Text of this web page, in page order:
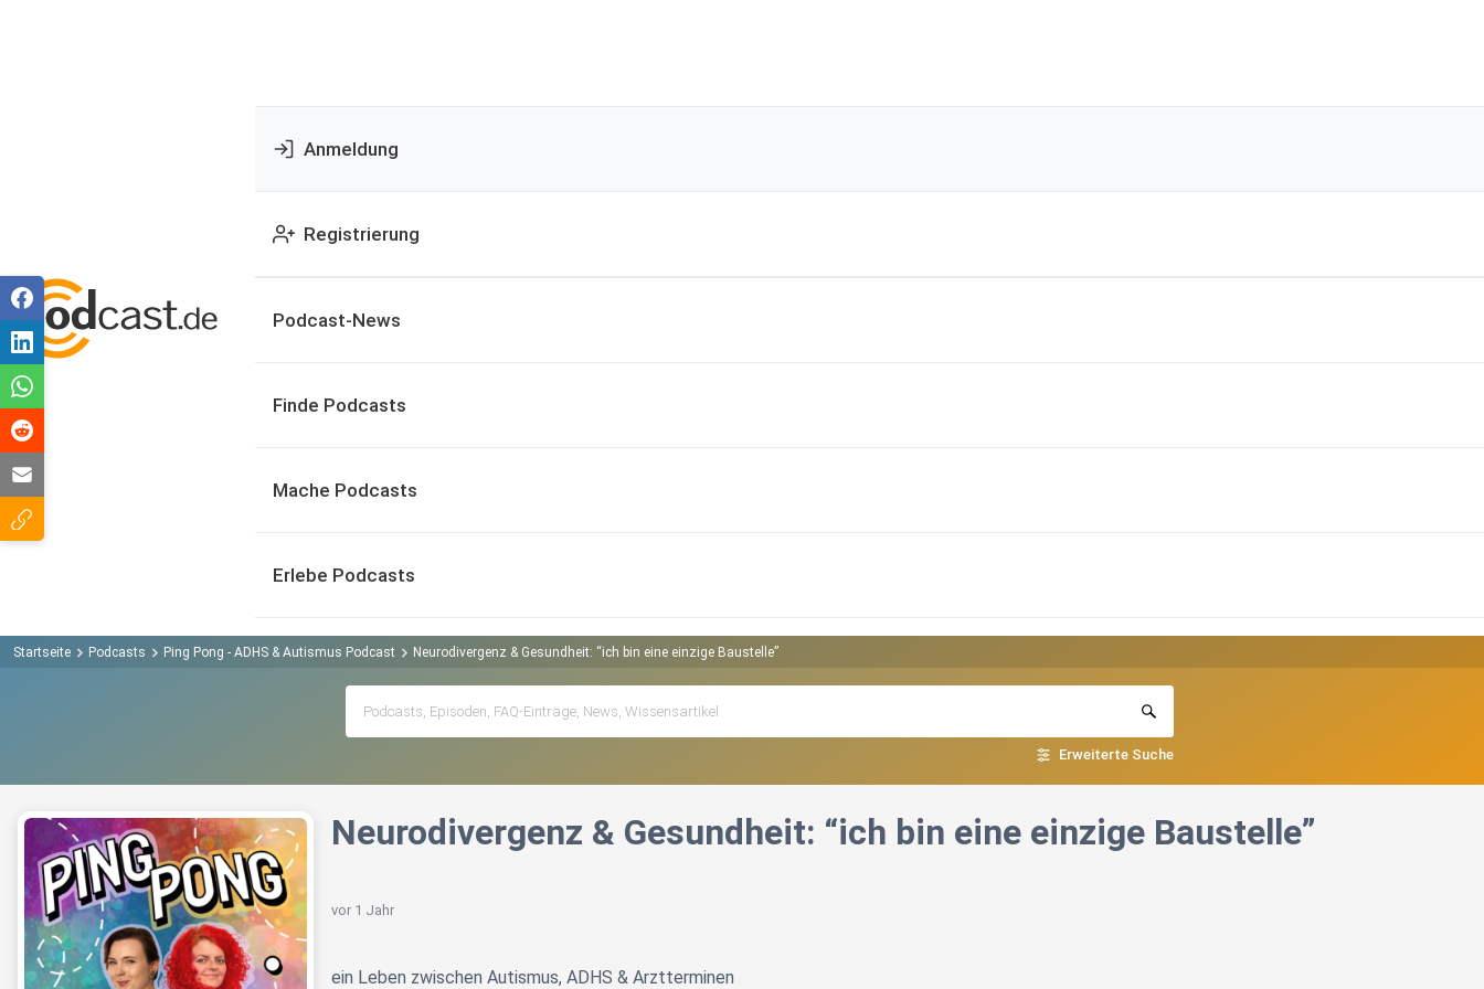
Anmeldung
Registrierung
Podcast-News
Finde Podcasts
Mache Podcasts
Erlebe Podcasts
Startseite Podcasts Ping Pong - ADHS & Autismus Podcast Neurodivergenz & Gesundheit: “ich bin eine einzige Baustelle”
Erweiterte Suche
Neurodivergenz & Gesundheit: “ich bin eine einzige Baustelle”
vor 1 Jahr
ein Leben zwischen Autismus, ADHS & Arztterminen